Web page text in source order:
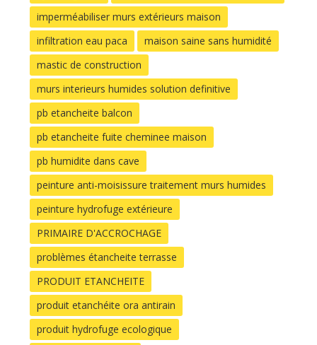
imperméabiliser murs extérieurs maison
infiltration eau paca
maison saine sans humidité
mastic de construction
murs interieurs humides solution definitive
pb etancheite balcon
pb etancheite fuite cheminee maison
pb humidite dans cave
peinture anti-moisissure traitement murs humides
peinture hydrofuge extérieure
PRIMAIRE D'ACCROCHAGE
problèmes étancheite terrasse
PRODUIT ETANCHEITE
produit etanchéite ora antirain
produit hydrofuge ecologique